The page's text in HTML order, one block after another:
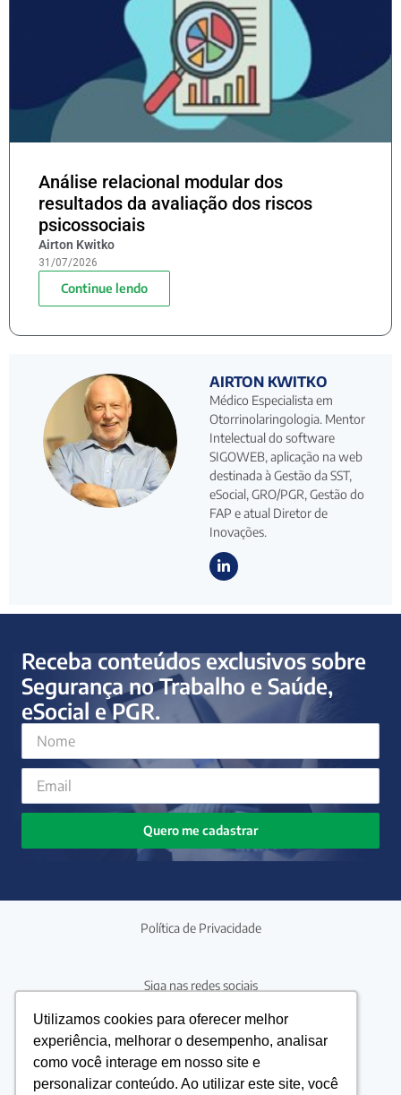
Utilizamos cookies para oferecer melhor
experiência, melhorar o desempenho, analisar
como você interage em nosso site e
personalizar conteúdo. Ao utilizar este site, você
Utilizamos cookies para oferecer melhor
experiência, melhorar o desempenho, analisar
como você interage em nosso site e
personalizar conteúdo. Ao utilizar este site, você
Análise relacional modular dos
resultados da avaliação dos riscos
psicossociais
Airton Kwitko
31/07/2026
Continue lendo
AIRTON KWITKO
Médico Especialista em
Otorrinolaringologia. Mentor
Intelectual do software
SIGOWEB, aplicação na web
destinada à Gestão da SST,
eSocial, GRO/PGR, Gestão do
FAP e atual Diretor de
Inovações.
Receba conteúdos exclusivos sobre
Segurança no Trabalho e Saúde,
eSocial e PGR.
Quero me cadastrar
Política de Privacidade
Siga nas redes sociais
Precisando de ajuda?
(41)4042-2454